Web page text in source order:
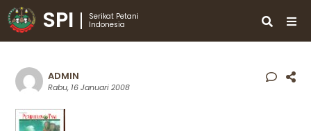
SPI
Serikat Petani
Indonesia
ADMIN
Rabu, 16 Januari 2008